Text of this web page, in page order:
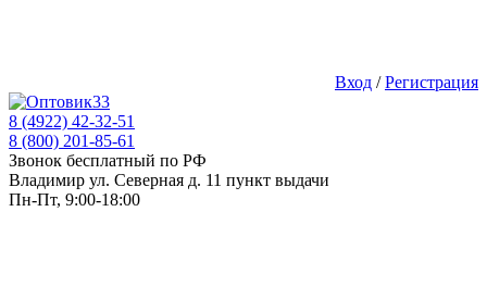
Вход /Регистрация
8 (4922) 42-32-51
8 (800) 201-85-61
Звонок бесплатный по РФ
Владимир ул. Северная д. 11 пункт выдачи
Пн-Пт, 9:00-18:00